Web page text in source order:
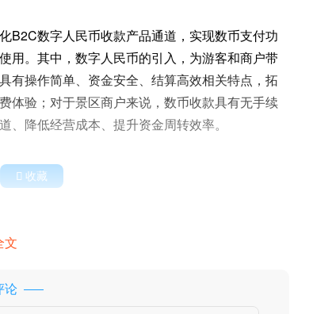
B2C数字人民币收款产品通道，实现数币支付功
用。其中，数字人民币的引入，为游客和商户带
有操作简单、资金安全、结算高效相关特点，拓
体验；对于景区商户来说，数币收款具有无手续
降低经营成本、提升资金周转效率。
 收藏
文
论